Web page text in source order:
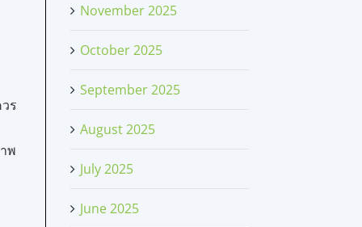
ร
พ
November 2025
October 2025
September 2025
August 2025
July 2025
June 2025